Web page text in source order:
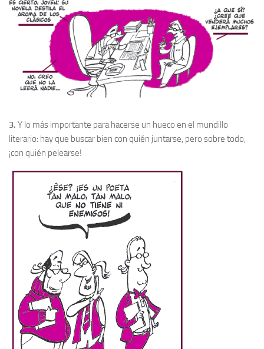
3. Y lo más importante para hacerse un hueco en el mundillo
literario: hay que buscar bien con quién juntarse, pero sobre todo,
¡con quién pelearse!